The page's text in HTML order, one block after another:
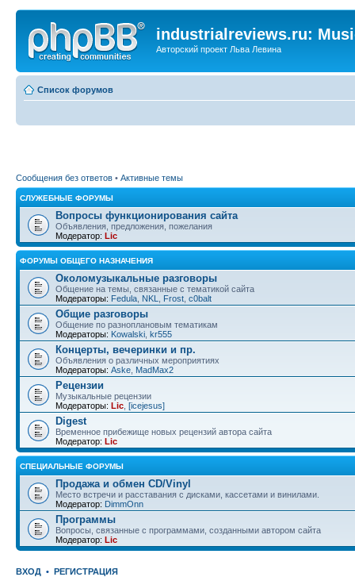
industrialreviews.ru:
Авторский проект Льва Левина
Список форумов
Сообщения без ответов • Активные темы
СЛУЖЕБНЫЕ ФОРУМЫ
Вопросы функционирования сайта
Объявления, предложения, пожелания
Модератор: Lic
ФОРУМЫ ОБЩЕГО НАЗНАЧЕНИЯ
Околомузыкальные разговоры
Общение на темы, связанные с тематикой сайта
Модераторы: Fedula NKL Frost c0balt
Общие разговоры
Общение по разноплановым тематикам
Модераторы: Kowalski kr555
Концерты, вечеринки и пр.
Объявления о различных мероприятиях
Модераторы: Aske MadMax2
Рецензии
Музыкальные рецензии
Модераторы: Lic [icejesus]
Digest
Временное прибежище новых рецензий автора сайта
Модератор: Lic
СПЕЦИАЛЬНЫЕ ФОРУМЫ
Продажа и обмен CD/Vinyl
Место встречи и расставания с дисками, кассетами и винилами.
Модератор: DimmOnn
Программы
Вопросы, связанные с программами, созданными автором сайта
Модератор: Lic
ВХОД • РЕГИСТРАЦИЯ